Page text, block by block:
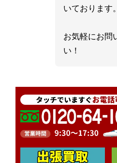
いております。
お気軽にお問
い！